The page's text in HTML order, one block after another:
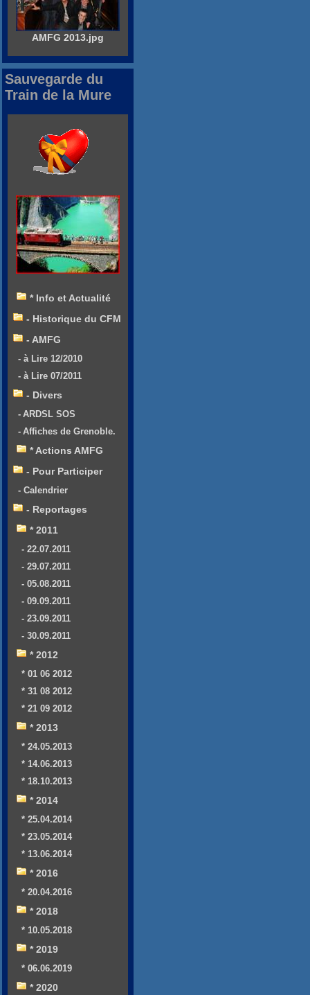
AMFG 2013.jpg
Sauvegarde du
Train de la Mure
* Info et Actualité
- Historique du CFM
- AMFG
- à Lire 12/2010
- à Lire 07/2011
- Divers
- ARDSL SOS
- Affiches de Grenoble.
* Actions AMFG
- Pour Participer
- Calendrier
- Reportages
* 2011
- 22.07.2011
- 29.07.2011
- 05.08.2011
- 09.09.2011
- 23.09.2011
- 30.09.2011
* 2012
* 01 06 2012
* 31 08 2012
* 21 09 2012
* 2013
* 24.05.2013
* 14.06.2013
* 18.10.2013
* 2014
* 25.04.2014
* 23.05.2014
* 13.06.2014
* 2016
* 20.04.2016
* 2018
* 10.05.2018
* 2019
* 06.06.2019
* 2020